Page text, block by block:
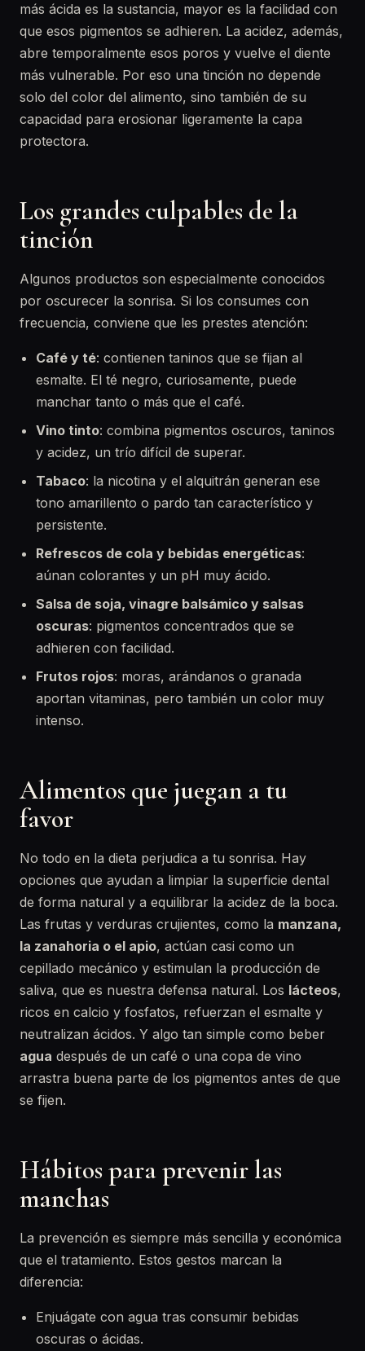
más ácida es la sustancia, mayor es la facilidad con
que esos pigmentos se adhieren. La acidez, además,
abre temporalmente esos poros y vuelve el diente
más vulnerable. Por eso una tinción no depende
solo del color del alimento, sino también de su
capacidad para erosionar ligeramente la capa
protectora.
Los grandes culpables de la
tinción
Algunos productos son especialmente conocidos
por oscurecer la sonrisa. Si los consumes con
frecuencia, conviene que les prestes atención:
Café y té: contienen taninos que se fijan al
esmalte. El té negro, curiosamente, puede
manchar tanto o más que el café.
Vino tinto: combina pigmentos oscuros, taninos
y acidez, un trío difícil de superar.
Tabaco: la nicotina y el alquitrán generan ese
tono amarillento o pardo tan característico y
persistente.
Refrescos de cola y bebidas energéticas:
aúnan colorantes y un pH muy ácido.
Salsa de soja, vinagre balsámico y salsas
oscuras: pigmentos concentrados que se
adhieren con facilidad.
Frutos rojos: moras, arándanos o granada
aportan vitaminas, pero también un color muy
intenso.
Alimentos que juegan a tu
favor
No todo en la dieta perjudica a tu sonrisa. Hay
opciones que ayudan a limpiar la superficie dental
de forma natural y a equilibrar la acidez de la boca.
Las frutas y verduras crujientes, como la manzana,
la zanahoria o el apio, actúan casi como un
cepillado mecánico y estimulan la producción de
saliva, que es nuestra defensa natural. Los lácteos,
ricos en calcio y fosfatos, refuerzan el esmalte y
neutralizan ácidos. Y algo tan simple como beber
agua después de un café o una copa de vino
arrastra buena parte de los pigmentos antes de que
se fijen.
Hábitos para prevenir las
manchas
La prevención es siempre más sencilla y económica
que el tratamiento. Estos gestos marcan la
diferencia:
Enjuágate con agua tras consumir bebidas
oscuras o ácidas.